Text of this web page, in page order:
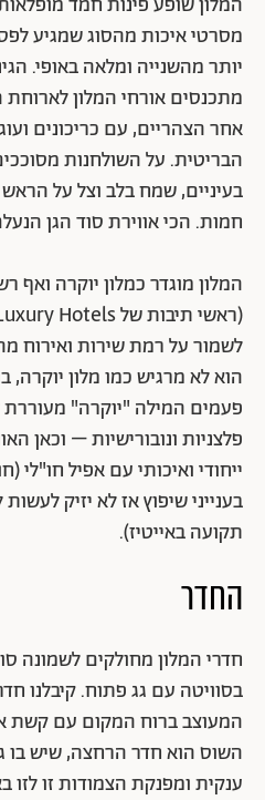
מסרטי איכות מהסוג שמגיע
יותר מהשנייה ומלאה באופי.
מתכנסים אורחי המלון
אחר הצהריים, עם כריכונים
הבריטית. על השולחנות
בעיניים, שמח בלב וצל על
חמות. הכי אווירת סוד הגן
לשמור על רמת שירות ואירוח
הוא לא מרגיש כמו מלון יוקרה,
פעמים המילה "יוקרה" מעוררת
פלצניות ונובורישיות – וכאן
ייחודי ואיכותי עם אפיל
בענייני שיפוץ אז לא יזיק
תקועה באייטיז).
החדר
חדרי המלון מחולקים לשמונה
בסוויטה עם גג פתוח. קיבלנו
המעוצב ברוח המקום עם קשת
השוס הוא חדר הרחצה, שיש
ענקית ומפנקת הצמודות זו לזו